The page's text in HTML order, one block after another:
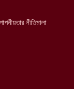
নীতিমালা